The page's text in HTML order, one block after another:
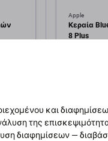
Apple
Κεραία
8 Plus
και
της
διαφημίσεων —